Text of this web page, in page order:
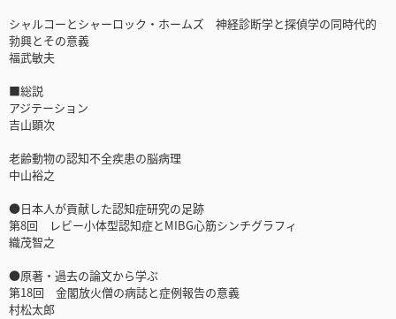
シャルコーとシャーロック・ホームズ 神経診断学と探偵学の同時代的
勃興とその意義
福武敏夫
■総説
アジテーション
吉山顕次
老齢動物の認知不全疾患の脳病理
中山裕之
●日本人が貢献した認知症研究の足跡
第8回 レビー小体型認知症とMIBG心筋シンチグラフィ
織茂智之
●原著・過去の論文から学ぶ
第18回 金閣放火僧の病誌と症例報告の意義
村松太郎